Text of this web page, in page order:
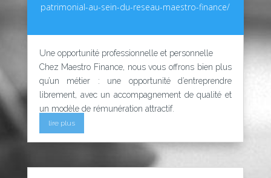
patrimonial-au-sein-du-reseau-maestro-finance/
Une opportunité professionnelle et personnelle
Chez Maestro Finance, nous vous offrons bien plus
qu’un métier : une opportunité d’entreprendre
librement, avec un accompagnement de qualité et
un modèle de rémunération attractif.
lire plus